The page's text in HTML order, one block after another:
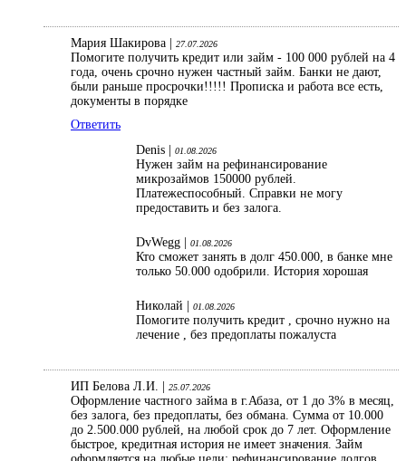
Мария Шакирова | 27.07.2026
Помогите получить кредит или займ - 100 000 рублей на 4
года, очень срочно нужен частный займ. Банки не дают,
были раньше просрочки!!!!! Прописка и работа все есть,
документы в порядке
Ответить
Denis |
01.08.2026
Нужен займ на рефинансирование
микрозаймов 150000 рублей.
Платежеспособный. Справки не могу
предоставить и без залога.
DvWegg | 01.08.2026
Кто сможет занять в долг 450.000, в банке мне
только 50.000 одобрили. История хорошая
Николай | 01.08.2026
Помогите получить кредит , срочно нужно на
лечение , без предоплаты пожалуста
ИП Белова Л.И. | 25.07.2026
Оформление частного займа в г.Абаза, от 1 до 3% в месяц,
без залога, без предоплаты, без обмана. Сумма от 10.000
до 2.500.000 рублей, на любой срок до 7 лет. Оформление
быстрое, кредитная история не имеет значения. Займ